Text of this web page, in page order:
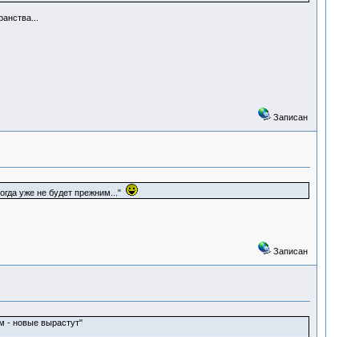
Записан
уже не будет прежним..."
Записан
- новые вырастут"